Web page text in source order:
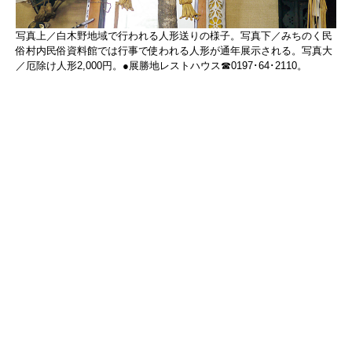
写真上／白木野地域で行われる人形送りの様子。写真下／みちのく民
俗村内民俗資料館では行事で使われる人形が通年展示される。写真大
／厄除け人形2,000円。●展勝地レストハウス☎0197･64･2110。